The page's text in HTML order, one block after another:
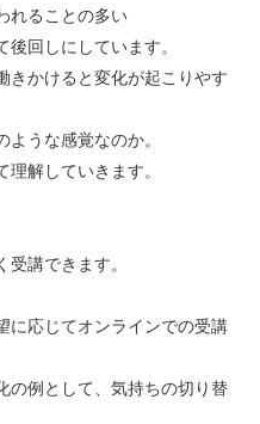
れることの多い
回しにしています。
きかけると変化が起こりやす
うな感覚なのか。
解していきます。
講できます。
に応じてオンラインでの受講
の例として、気持ちの切り替